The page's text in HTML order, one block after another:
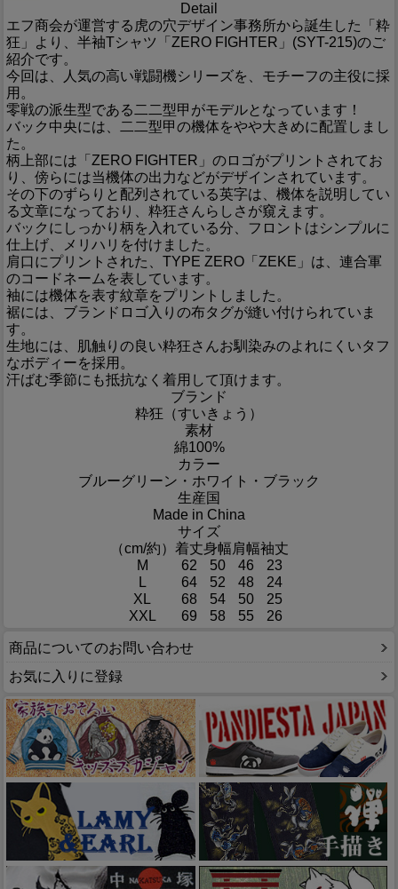
Detail
エフ商会が運営する虎の穴デザイン事務所から誕生した「粋
狂」より、半袖Tシャツ「ZERO FIGHTER」(SYT-215)のご
紹介です。
今回は、人気の高い戦闘機シリーズを、モチーフの主役に採
用。
零戦の派生型である二二型甲がモデルとなっています！
バック中央には、二二型甲の機体をやや大きめに配置しまし
た。
柄上部には「ZERO FIGHTER」のロゴがプリントされてお
り、傍らには当機体の出力などがデザインされています。
その下のずらりと配列されている英字は、機体を説明してい
る文章になっており、粋狂さんらしさが窺えます。
バックにしっかり柄を入れている分、フロントはシンプルに
仕上げ、メリハリを付けました。
肩口にプリントされた、TYPE ZERO「ZEKE」は、連合軍
のコードネームを表しています。
袖には機体を表す紋章をプリントしました。
裾には、ブランドロゴ入りの布タグが縫い付けられていま
す。
生地には、肌触りの良い粋狂さんお馴染みのよれにくいタフ
なボディーを採用。
汗ばむ季節にも抵抗なく着用して頂けます。
ブランド
粋狂（すいきょう）
素材
綿100%
カラー
ブルーグリーン・ホワイト・ブラック
生産国
Made in China
サイズ
（cm/約） 着丈身幅肩幅袖丈
M
62 50 46
23
L
64 52 48
24
XL
68 54 50
25
XXL
69 58 55 26
商品についてのお問い合わせ
お気に入りに登録